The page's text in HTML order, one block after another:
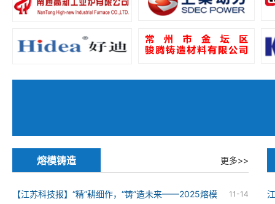
熔模铸造 更多>>
11-14
【江苏科技报】“精”耕细作，“铸”造未来——2025熔模